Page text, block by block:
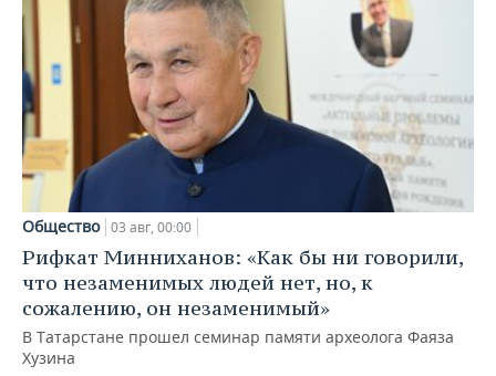
Общество 03 авг, 00:00
Рифкат Минниханов: «Как бы ни говорили,
что незаменимых людей нет, но, к
сожалению, он незаменимый»
В Татарстане прошел семинар памяти археолога Фаяза
Хузина